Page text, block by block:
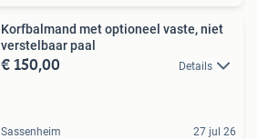
Korfbalmand met optioneel vaste, niet
verstelbaar paal
€ 150,00 Details
Sassenheim 27 jul 26